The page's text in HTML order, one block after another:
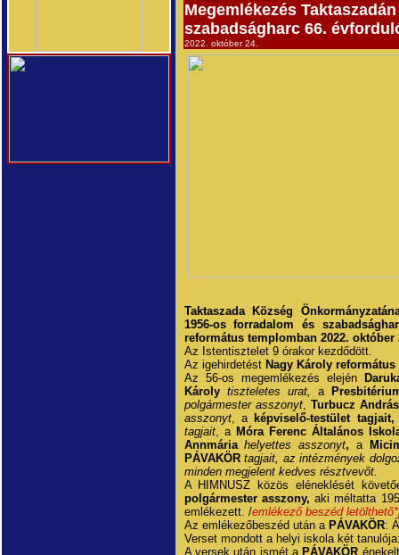
Megemlékezés
szabadságharc 66.
2022. október 24.
Taktaszada Község
1956-os forradalom és
református templomban 2022. október
Az Istentisztelet 9 órakor kezdődött.
Az igehirdetést Nagy Károly
Az 56-os megemlékezés elején
Károly tiszteletes urat, a
polgármester asszonyt, Turbucz András
asszonyt, a képviselő-testület tagjait,
tagjait, a Móra Ferenc Általános
Annmáriahelyettes asszonyt, a
PÁVAKÖR tagjait, az intézmények
minden megjelent kedves résztvevőt.
A HIMNUSZ közös eléneklését
polgármester asszony, aki méltatta
emlékezett. /emlékező beszéd
Az emlékezőbeszéd után a PÁVAKÖR:
Verset mondott a helyi iskola két
A versek után ismét a PÁVAKÖR